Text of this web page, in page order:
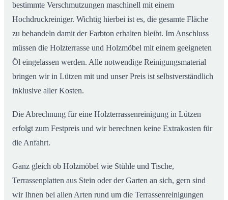
bestimmte Verschmutzungen maschinell mit einem
Hochdruckreiniger. Wichtig hierbei ist es, die gesamte Fläche
zu behandeln damit der Farbton erhalten bleibt. Im Anschluss
müssen die Holzterrasse und Holzmöbel mit einem geeigneten
Öl eingelassen werden. Alle notwendige Reinigungsmaterial
bringen wir in Lützen mit und unser Preis ist selbstverständlich
inklusive aller Kosten.
Die Abrechnung für eine Holzterrassenreinigung in Lützen
erfolgt zum Festpreis und wir berechnen keine Extrakosten für
die Anfahrt.
Ganz gleich ob Holzmöbel wie Stühle und Tische,
Terrassenplatten aus Stein oder der Garten an sich, gern sind
wir Ihnen bei allen Arten rund um die Terrassenreinigungen